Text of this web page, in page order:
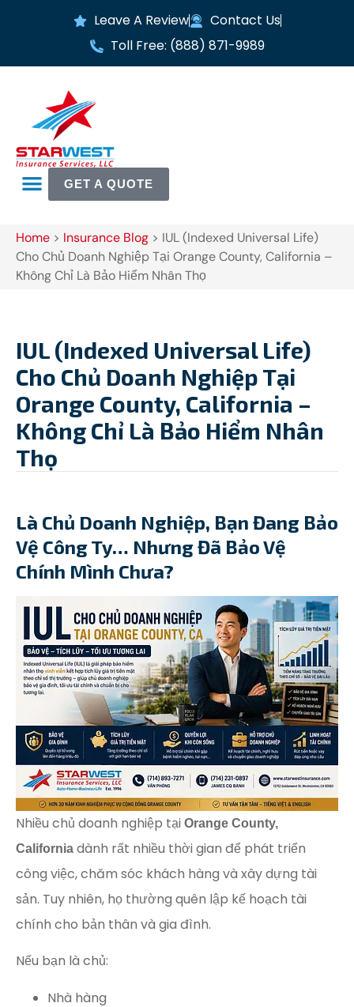
Leave A Review
Contact Us
Toll Free: (888) 871-9989
GET A QUOTE
Home > Insurance Blog > IUL (Indexed Universal Life)
Cho Chủ Doanh Nghiệp Tại Orange County, California –
Không Chỉ Là Bảo Hiểm Nhân Thọ
IUL (Indexed Universal Life)
Cho Chủ Doanh Nghiệp Tại
Orange County, California –
Không Chỉ Là Bảo Hiểm Nhân
Thọ
Là Chủ Doanh Nghiệp, Bạn Đang Bảo
Vệ Công Ty… Nhưng Đã Bảo Vệ
Chính Mình Chưa?
Nhiều chủ doanh nghiệp tại Orange County,
California dành rất nhiều thời gian để phát triển
công việc, chăm sóc khách hàng và xây dựng tài
sản. Tuy nhiên, họ thường quên lập kế hoạch tài
chính cho bản thân và gia đình.
Nếu bạn là chủ:
Nhà hàng